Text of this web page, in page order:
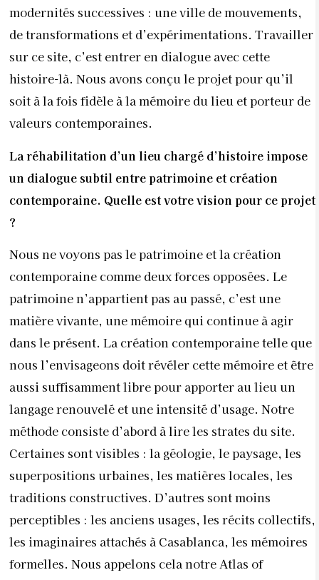
modernités successives : une ville de mouvements,
de transformations et d’expérimentations. Travailler
sur ce site, c’est entrer en dialogue avec cette
histoire-là. Nous avons conçu le projet pour qu’il
soit à la fois fidèle à la mémoire du lieu et porteur de
valeurs contemporaines.
La réhabilitation d’un lieu chargé d’histoire impose
un dialogue subtil entre patrimoine et création
contemporaine. Quelle est votre vision pour ce projet
?
Nous ne voyons pas le patrimoine et la création
contemporaine comme deux forces opposées. Le
patrimoine n’appartient pas au passé, c’est une
matière vivante, une mémoire qui continue à agir
dans le présent. La création contemporaine telle que
nous l’envisageons doit révéler cette mémoire et être
aussi suffisamment libre pour apporter au lieu un
langage renouvelé et une intensité d’usage. Notre
méthode consiste d’abord à lire les strates du site.
Certaines sont visibles : la géologie, le paysage, les
superpositions urbaines, les matières locales, les
traditions constructives. D’autres sont moins
perceptibles : les anciens usages, les récits collectifs,
les imaginaires attachés à Casablanca, les mémoires
formelles. Nous appelons cela notre Atlas of